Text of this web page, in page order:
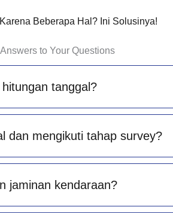
Beberapa Hal? Ini Solusinya!
to Your Questions
tanggal?
dan mengikuti tahap survey?
jaminan kendaraan?